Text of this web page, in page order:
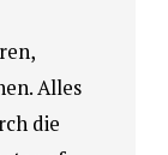
Alles
die